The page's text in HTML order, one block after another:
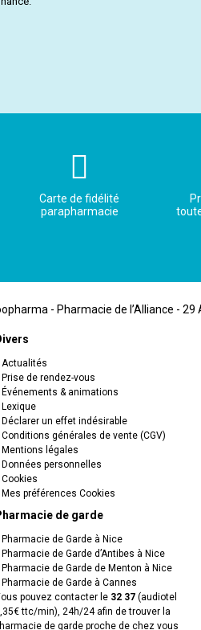
Carte de fidélité
parapharmacie
- Pharmacie de l’Alliance -
Actualités
Prise de rendez-vous
Événements & animations
Lexique
Déclarer un effet indésirable
Conditions générales de vente (CGV)
Mentions légales
Données personnelles
Cookies
Mes préférences Cookies
de garde
Pharmacie de Garde à Nice
Pharmacie de Garde d’Antibes à Nice
Pharmacie de Garde de Menton à Nice
Pharmacie de Garde à Cannes
pouvez contacter le 32 37 (audiotel
ttc/min), 24h/24 afin de trouver la
de garde proche de chez vous